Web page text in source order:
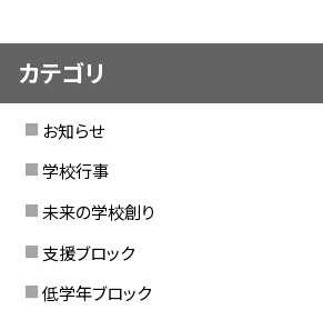
カテゴリ
お知らせ
学校行事
未来の学校創り
支援ブロック
低学年ブロック